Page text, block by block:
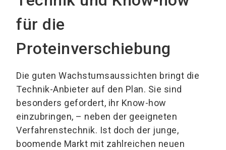
für die
Proteinverschiebung
Die guten Wachstumsaussichten bringt die
Technik-Anbieter auf den Plan. Sie sind
besonders gefordert, ihr Know-how
einzubringen, – neben der geeigneten
Verfahrenstechnik. Ist doch der junge,
boomende Markt mit zahlreichen neuen